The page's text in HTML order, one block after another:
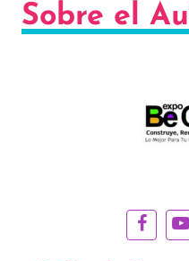
Sobre el